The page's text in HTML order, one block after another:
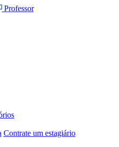
Professor
Contrate um estagiário